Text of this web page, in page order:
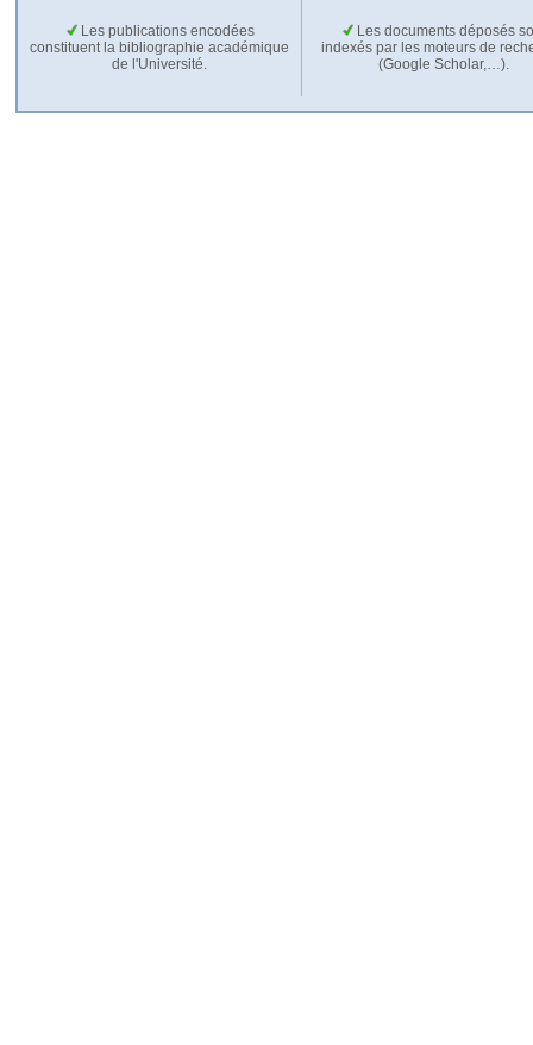
Les publications encodées
constituent la bibliographie académique
de l'Université.
Les documents déposés
indexés par les moteurs de
(Google Scholar,…).